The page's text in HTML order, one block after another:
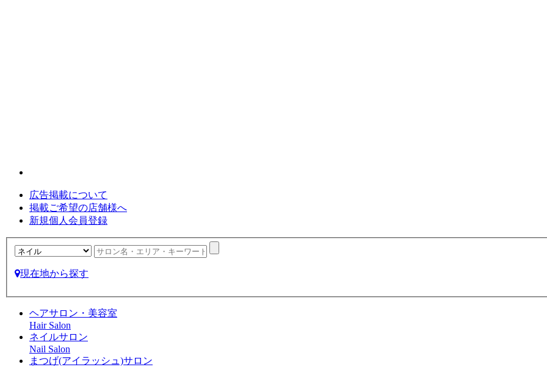
広告掲載について
掲載ご希望の店舗様へ
新規個人会員登録
現在地から探す
ヘアサロン・美容室
Hair Salon
ネイルサロン
Nail Salon
まつげ(アイラッシュ)サロン